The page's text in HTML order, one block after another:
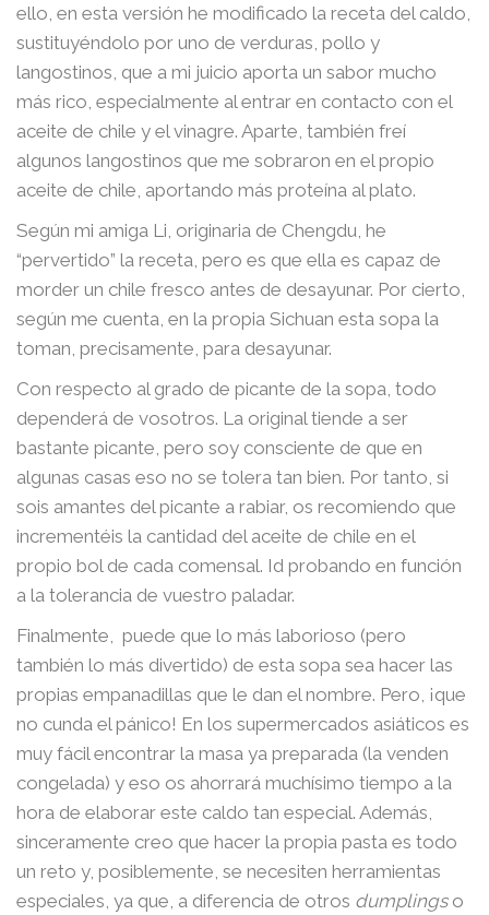
ello, en esta versión he modificado la receta del caldo,
sustituyéndolo por uno de verduras, pollo y
langostinos, que a mi juicio aporta un sabor mucho
más rico, especialmente al entrar en contacto con el
aceite de chile y el vinagre. Aparte, también freí
algunos langostinos que me sobraron en el propio
aceite de chile, aportando más proteína al plato.
Según mi amiga Li, originaria de Chengdu, he
“pervertido” la receta, pero es que ella es capaz de
morder un chile fresco antes de desayunar. Por cierto,
según me cuenta, en la propia Sichuan esta sopa la
toman, precisamente, para desayunar.
Con respecto al grado de picante de la sopa, todo
dependerá de vosotros. La original tiende a ser
bastante picante, pero soy consciente de que en
algunas casas eso no se tolera tan bien. Por tanto, si
sois amantes del picante a rabiar, os recomiendo que
incrementéis la cantidad del aceite de chile en el
propio bol de cada comensal. Id probando en función
a la tolerancia de vuestro paladar.
Finalmente, puede que lo más laborioso (pero
también lo más divertido) de esta sopa sea hacer las
propias empanadillas que le dan el nombre. Pero, ¡que
no cunda el pánico! En los supermercados asiáticos es
muy fácil encontrar la masa ya preparada (la venden
congelada) y eso os ahorrará muchísimo tiempo a la
hora de elaborar este caldo tan especial. Además,
sinceramente creo que hacer la propia pasta es todo
un reto y, posiblemente, se necesiten herramientas
especiales, ya que, a diferencia de otros dumplingso